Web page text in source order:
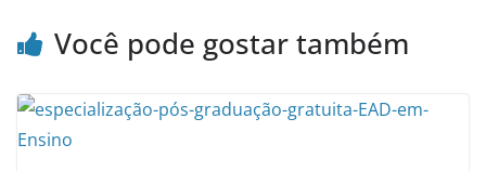
Você pode gostar também